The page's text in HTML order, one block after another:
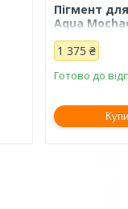
Пігмент
Aqua
1 375 ₴
Готово до